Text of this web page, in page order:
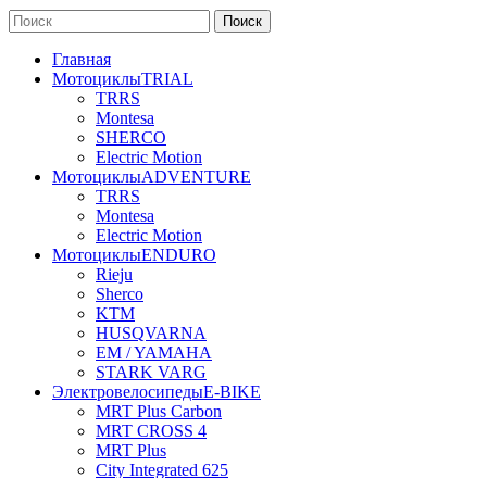
Поиск
Главная
МотоциклыTRIAL
TRRS
Montesa
SHERCO
Electric Motion
МотоциклыADVENTURE
TRRS
Montesa
Electric Motion
МотоциклыENDURO
Rieju
Sherco
KTM
HUSQVARNA
EM / YAMAHA
STARK VARG
ЭлектровелосипедыE-BIKE
MRT Plus Carbon
MRT CROSS 4
MRT Plus
City Integrated 625